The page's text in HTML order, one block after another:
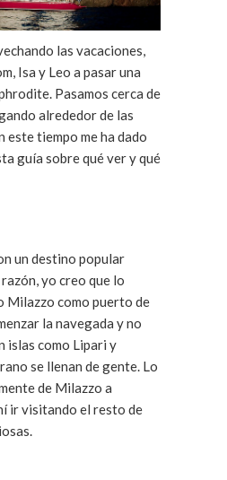
las vacaciones,
Isa y Leo a pasar una
Pasamos cerca de
alrededor de las
este tiempo me ha dado
guía sobre qué ver y qué
un destino popular
yo creo que lo
Milazzo como puerto de
la navegada y no
islas como Lipari y
se llenan de gente. Lo
de Milazzo a
ir visitando el resto de